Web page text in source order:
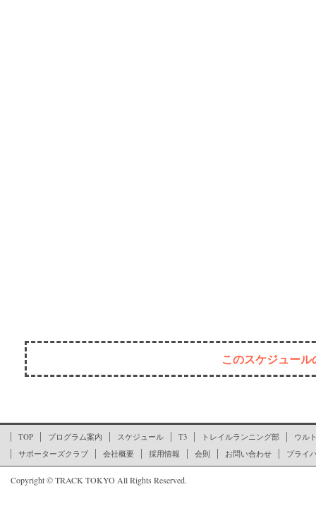
このスケジュー
TOP プログラム案内 スケジュール T3 トレイルランニング部
ウル
サポーターズクラブ
会社概要 採用情報 会則 お問い合わせ プライ
Copyright © TRACK TOKYO All Rights Reserved.